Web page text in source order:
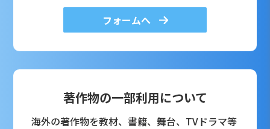
フォームへ
著作物の一部利用について
海外の著作物を教材、書籍、舞台、TVドラマ等